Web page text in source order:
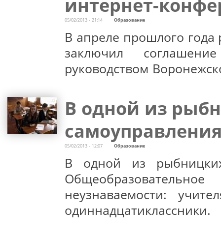
интернет-
05/02/2013 - 21:14 Образование
В апреле прошлого года
заключил
руководством
В одной из
05/02/2013 - 12:07 Образование
В одной из
неузнаваемости:
одиннадцатиклассники.